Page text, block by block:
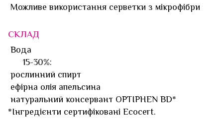
Можливе використання серветки з мікрофібри
СКЛАД
Вода
15-30%:
рослинний спирт
ефірна олія апельсина
натуральний консервант OPTIPHEN BD*
*Інгредієнти сертифіковані Ecocert.